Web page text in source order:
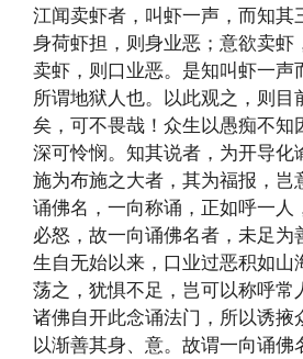
江闻卖虾者，叫虾一声，而知其
身荷虾担，则身业恶；意欲卖虾
卖虾，则口业恶。是知叫虾一声
所谓地狱人也。以此观之，则目
矣，可不畏哉！众生以愚痴不知
深可怜悯。知其说者，为开导化
施为布施之大者，其为福报，岂
诵佛名，一向称诵，正如呼一人
必怒，故一向诵佛名者，未足为
生自无始以来，口业过恶积如山
荡之，犹惧不足，岂可以称呼常
诸佛自开此念诵法门，所以诱掖
以渐善其身、意。故谓一向诵佛